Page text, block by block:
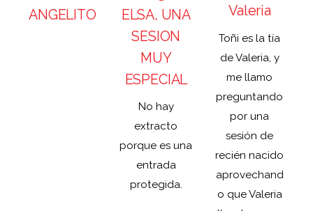
ANGELITO
ELSA, UNA
SESION
MUY
ESPECIAL
No hay
extracto
porque es una
entrada
protegida.
Valeria
Toñi es la tía
de Valeria, y
me llamo
preguntando
por una
sesión de
recién nacido
aprovechand
o que Valeria